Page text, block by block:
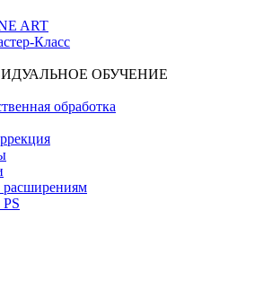
ART
Класс
ОБУЧЕНИЕ
обработка
расширениям